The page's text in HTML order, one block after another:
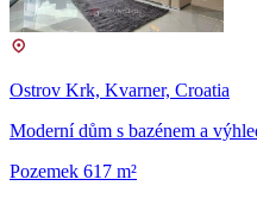
Ostrov Krk, Kvarner, Croatia
Moderní dům s bazénem a
Pozemek 617 m²